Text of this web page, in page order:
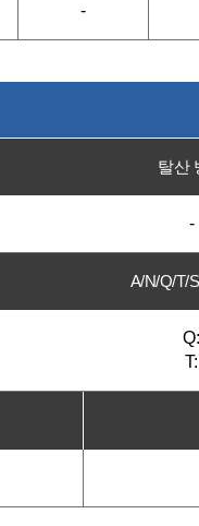
-
탈산
-
A/N/Q/T/
Q:
T: